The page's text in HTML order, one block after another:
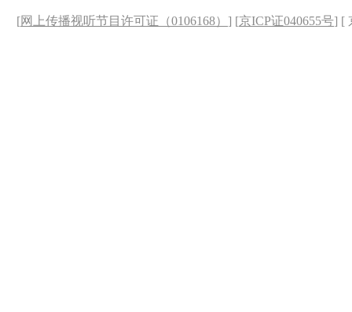
[网上传播视听节目许可证（0106168） ] [京ICP证040655号] [